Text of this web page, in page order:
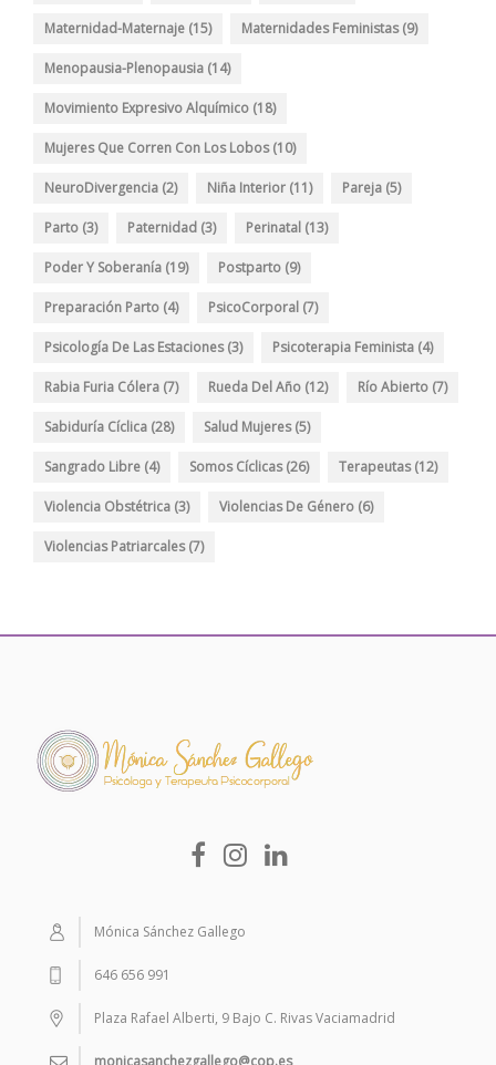
Maternidad-Maternaje (15) Maternidades Feministas(9)
Menopausia-Plenopausia (14)
Movimiento Expresivo Alquímico (18)
Mujeres Que Corren Con Los Lobos(10)
NeuroDivergencia (2) Niña Interior (11) Pareja (5)
Parto (3) Paternidad (3) Perinatal (13)
Poder Y Soberanía (19) Postparto (9)
Preparación Parto (4) PsicoCorporal (7)
Psicología De Las Estaciones(3) Psicoterapia Feminista (4)
Rabia Furia Cólera (7) Rueda Del Año (12) Río Abierto (7)
Sabiduría Cíclica (28) Salud Mujeres(5)
Sangrado Libre (4) Somos Cíclicas(26) Terapeutas(12)
Violencia Obstétrica (3) Violencias De Género (6)
Violencias Patriarcales(7)
Mónica Sánchez Gallego
646 656 991
Plaza Rafael Alberti, 9 Bajo C. Rivas Vaciamadrid
monicasanchezgallego@cop.es